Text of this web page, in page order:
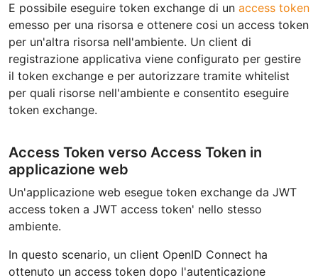
E possibile eseguire token exchange di un access token
emesso per una risorsa e ottenere cosi un access token
per un'altra risorsa nell'ambiente. Un client di
registrazione applicativa viene configurato per gestire
il token exchange e per autorizzare tramite whitelist
per quali risorse nell'ambiente e consentito eseguire
token exchange.
Access Token verso Access Token in
applicazione web
Un'applicazione web esegue token exchange da JWT
access token a JWT access token' nello stesso
ambiente.
In questo scenario, un client OpenID Connect ha
ottenuto un access token dopo l'autenticazione